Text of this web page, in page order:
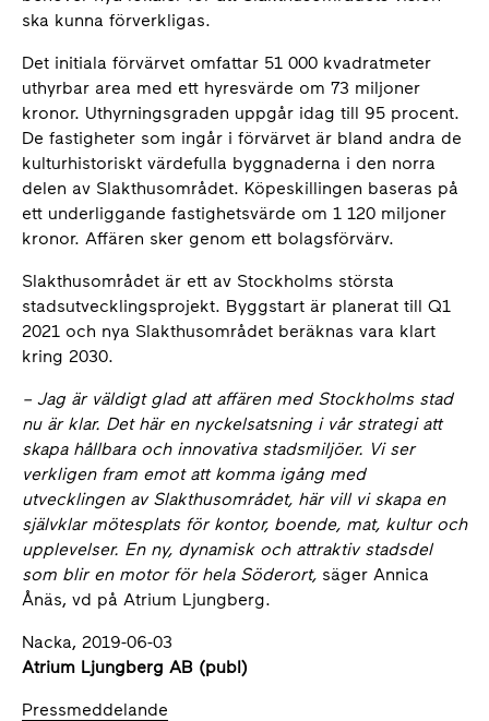
ska kunna förverkligas.
Det initiala förvärvet omfattar 51 000 kvadratmeter
uthyrbar area med ett hyresvärde om 73 miljoner
kronor. Uthyrningsgraden uppgår idag till 95 procent.
De fastigheter som ingår i förvärvet är bland andra de
kulturhistoriskt värdefulla byggnaderna i den norra
delen av Slakthusområdet. Köpeskillingen baseras på
ett underliggande fastighetsvärde om 1 120 miljoner
kronor. Affären sker genom ett bolagsförvärv.
Slakthusområdet är ett av Stockholms största
stadsutvecklingsprojekt. Byggstart är planerat till Q1
2021 och nya Slakthusområdet beräknas vara klart
kring 2030.
– Jag är väldigt glad att affären med Stockholms stad
nu är klar. Det här en nyckelsatsning i vår strategi att
skapa hållbara och innovativa stadsmiljöer. Vi ser
verkligen fram emot att komma igång med
utvecklingen av Slakthusområdet, här vill vi skapa en
självklar mötesplats för kontor, boende, mat, kultur och
upplevelser. En ny, dynamisk och attraktiv stadsdel
som blir en motor för hela Söderort, säger Annica
Ånäs, vd på Atrium Ljungberg.
Nacka, 2019-06-03
Atrium Ljungberg AB (publ)
Pressmeddelande